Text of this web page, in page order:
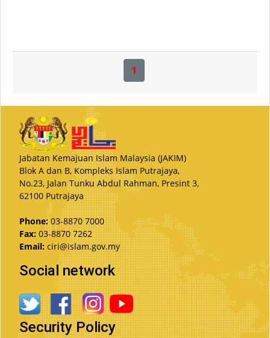
1
Jabatan Kemajuan Islam Malaysia (JAKIM)
Blok A dan B, Kompleks Islam Putrajaya,
No.23, Jalan Tunku Abdul Rahman, Presint 3,
62100 Putrajaya
Phone:03-8870 7000
Fax: 03-8870 7262
Email: ciri@islam.gov.my
Social network
Security Policy